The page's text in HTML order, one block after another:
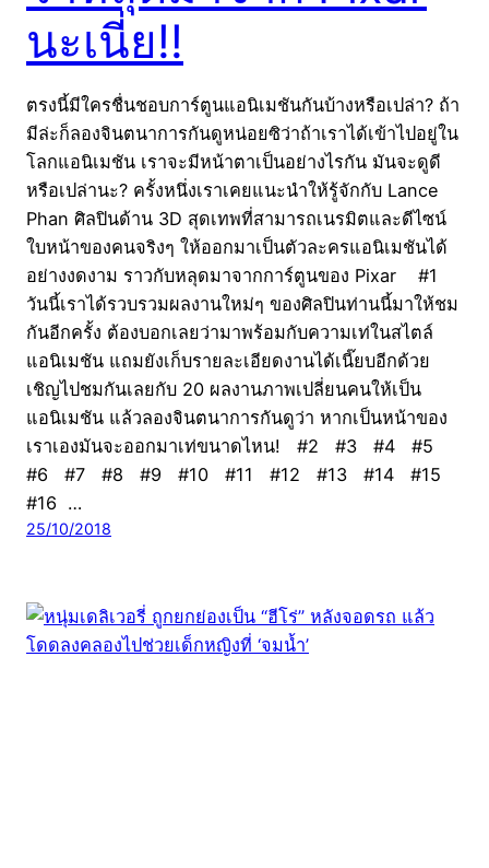
นะเนี่ย!!
ตรงนี้มีใครชื่นชอบการ์ตูนแอนิเมชันกันบ้างหรือเปล่า? ถ้า
มีล่ะก็ลองจินตนาการกันดูหน่อยซิว่าถ้าเราได้เข้าไปอยู่ใน
โลกแอนิเมชัน เราจะมีหน้าตาเป็นอย่างไรกัน มันจะดูดี
หรือเปล่านะ? ครั้งหนึ่งเราเคยแนะนำให้รู้จักกับ Lance
Phan ศิลปินด้าน 3D สุดเทพที่สามารถเนรมิตและดีไซน์
ใบหน้าของคนจริงๆ ให้ออกมาเป็นตัวละครแอนิเมชันได้
อย่างงดงาม ราวกับหลุดมาจากการ์ตูนของ Pixar #1
วันนี้เราได้รวบรวมผลงานใหม่ๆ ของศิลปินท่านนี้มาให้ชม
กันอีกครั้ง ต้องบอกเลยว่ามาพร้อมกับความเท่ในสไตล์
แอนิเมชัน แถมยังเก็บรายละเอียดงานได้เนี๊ยบอีกด้วย
เชิญไปชมกันเลยกับ 20 ผลงานภาพเปลี่ยนคนให้เป็น
แอนิเมชัน แล้วลองจินตนาการกันดูว่า หากเป็นหน้าของ
เราเองมันจะออกมาเท่ขนาดไหน! #2 #3 #4 #5
#6 #7 #8 #9 #10 #11 #12 #13 #14 #15
#16 …
25/10/2018